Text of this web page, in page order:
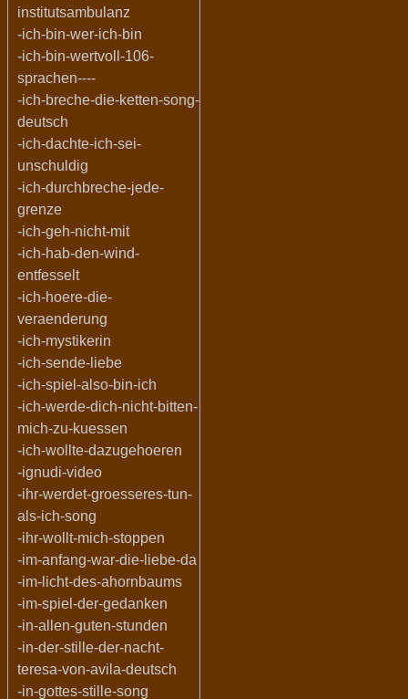
institutsambulanz
-ich-bin-wer-ich-bin
-ich-bin-wertvoll-106-
sprachen----
-ich-breche-die-ketten-song-
deutsch
-ich-dachte-ich-sei-
unschuldig
-ich-durchbreche-jede-
grenze
-ich-geh-nicht-mit
-ich-hab-den-wind-
entfesselt
-ich-hoere-die-
veraenderung
-ich-mystikerin
-ich-sende-liebe
-ich-spiel-also-bin-ich
-ich-werde-dich-nicht-bitten-
mich-zu-kuessen
-ich-wollte-dazugehoeren
-ignudi-video
-ihr-werdet-groesseres-tun-
als-ich-song
-ihr-wollt-mich-stoppen
-im-anfang-war-die-liebe-da
-im-licht-des-ahornbaums
-im-spiel-der-gedanken
-in-allen-guten-stunden
-in-der-stille-der-nacht-
teresa-von-avila-deutsch
-in-gottes-stille-song